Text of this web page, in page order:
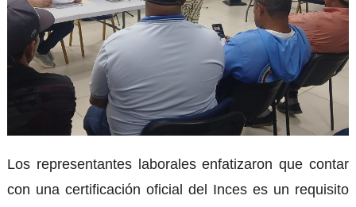
Los representantes laborales enfatizaron que contar
con una certificación oficial del Inces es un requisito